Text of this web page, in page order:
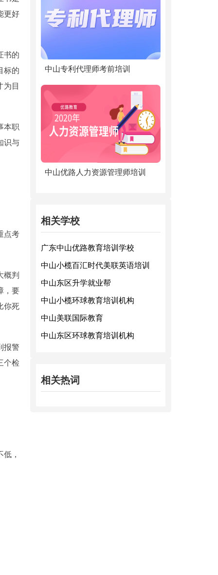
更好
书的
标的
为目
本职
识与
点考
概判
，要
你死
报警
个检
，
中山专利代理师考前培训
中山优路人力资源管理师培训
相关学校
广东中山优路教育培训学校
中山小榄百汇时代美联英语培训
中山东区升学就业帮
中山小榄环球教育培训机构
中山美联国际教育
中山东区环球教育培训机构
相关热词